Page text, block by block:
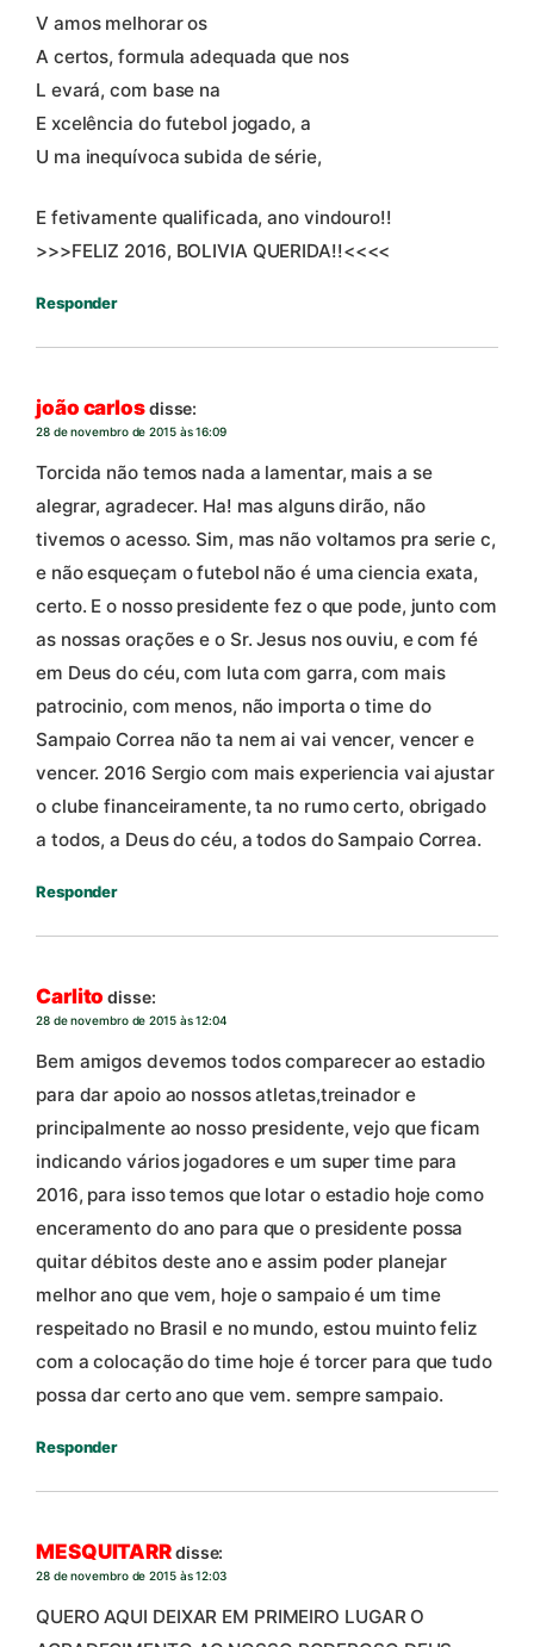
V amos melhorar os
A certos, formula adequada que nos
L evará, com base na
E xcelência do futebol jogado, a
U ma inequívoca subida de série,
E fetivamente qualificada, ano vindouro!!
>>>FELIZ 2016, BOLIVIA QUERIDA!!<<<<
Responder
joão carlosdisse:
28 de novembro de 2015 às 16:09
Torcida não temos nada a lamentar, mais a se
alegrar, agradecer. Ha! mas alguns dirão, não
tivemos o acesso. Sim, mas não voltamos pra serie c,
e não esqueçam o futebol não é uma ciencia exata,
certo. E o nosso presidente fez o que pode, junto com
as nossas orações e o Sr. Jesus nos ouviu, e com fé
em Deus do céu, com luta com garra, com mais
patrocinio, com menos, não importa o time do
Sampaio Correa não ta nem ai vai vencer, vencer e
vencer. 2016 Sergio com mais experiencia vai ajustar
o clube financeiramente, ta no rumo certo, obrigado
a todos, a Deus do céu, a todos do Sampaio Correa.
Responder
Carlito disse:
28 de novembro de 2015 às 12:04
Bem amigos devemos todos comparecer ao estadio
para dar apoio ao nossos atletas,treinador e
principalmente ao nosso presidente, vejo que ficam
indicando vários jogadores e um super time para
2016, para isso temos que lotar o estadio hoje como
enceramento do ano para que o presidente possa
quitar débitos deste ano e assim poder planejar
melhor ano que vem, hoje o sampaio é um time
respeitado no Brasil e no mundo, estou muinto feliz
com a colocação do time hoje é torcer para que tudo
possa dar certo ano que vem. sempre sampaio.
Responder
MESQUITARRdisse:
28 de novembro de 2015 às 12:03
QUERO AQUI DEIXAR EM PRIMEIRO LUGAR O